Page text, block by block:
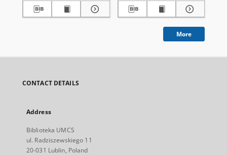
More
CONTACT DETAILS
Address
Biblioteka UMCS
ul. Radziszewskiego 11
20-031 Lublin, Poland